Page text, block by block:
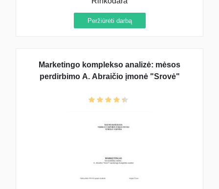
Peržiūrėti darbą
Marketingo komplekso analizė: mėsos
perdirbimo A. Abraičio įmonė "Srovė"